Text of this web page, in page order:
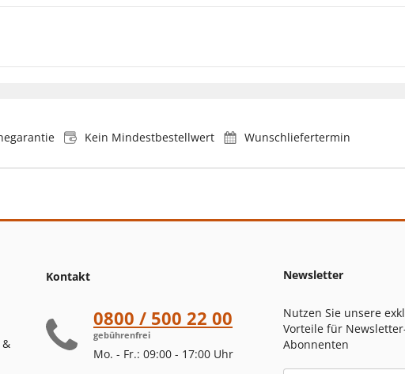
Kein Mindestbestellwert Wunschliefertermin
Kontakt
0800 / 500 22 00
gebührenfrei
Mo. - Fr.: 09:00 - 17:00 Uhr
Newsletter
Nutzen Sie unsere
Vorteile für
Abonnenten